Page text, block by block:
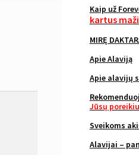
Kaip už
kartus
MIRĘ
Apie Alaviją
Apie alavijų
Jūsų
Sveikoms
Alavijai –